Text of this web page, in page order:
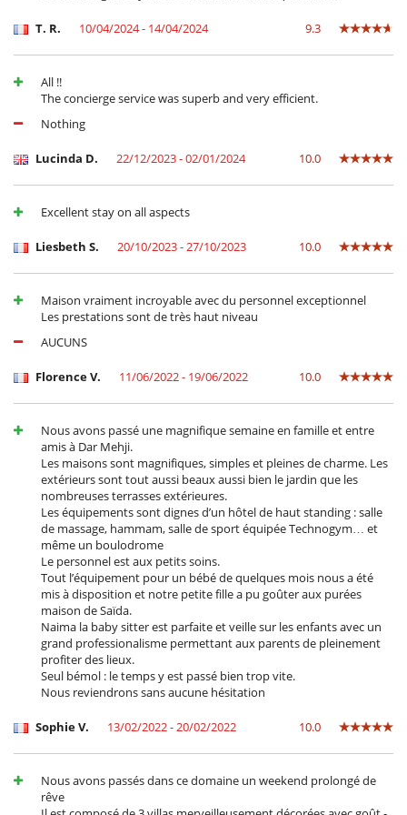
T. R. 10/04/2024 - 14/04/2024 9.3
All !!
The concierge service was superb and very efficient.
Nothing
Lucinda D. 22/12/2023 - 02/01/2024 10.0
Excellent stay on all aspects
Liesbeth S. 20/10/2023 - 27/10/2023 10.0
Maison vraiment incroyable avec du personnel exceptionnel
Les prestations sont de très haut niveau
AUCUNS
Florence V. 11/06/2022 - 19/06/2022 10.0
Nous avons passé une magnifique semaine en famille et entre
amis à Dar Mehji.
Les maisons sont magnifiques, simples et pleines de charme. Les
extérieurs sont tout aussi beaux aussi bien le jardin que les
nombreuses terrasses extérieures.
Les équipements sont dignes d’un hôtel de haut standing : salle
de massage, hammam, salle de sport équipée Technogym… et
même un boulodrome
Le personnel est aux petits soins.
Tout l’équipement pour un bébé de quelques mois nous a été
mis à disposition et notre petite fille a pu goûter aux purées
maison de Saïda.
Naima la baby sitter est parfaite et veille sur les enfants avec un
grand professionalisme permettant aux parents de pleinement
profiter des lieux.
Seul bémol : le temps y est passé bien trop vite.
Nous reviendrons sans aucune hésitation
Sophie V. 13/02/2022 - 20/02/2022 10.0
Nous avons passés dans ce domaine un weekend prolongé de
rêve